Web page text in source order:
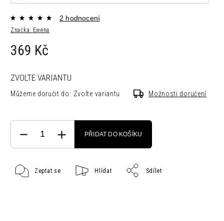
Značka: Ewena
2 hodnocení
369 Kč
ZVOLTE VARIANTU
Můžeme doručit do: Zvolte variantu Možnosti doručení
PŘIDAT DO KOŠÍKU
Zeptat se Hlídat Sdílet